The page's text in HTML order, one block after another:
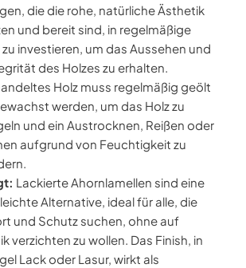
die die rohe, natürliche Ästhetik
und bereit sind, in regelmäßige
investieren, um das Aussehen und
des Holzes zu erhalten.
Holz muss regelmäßig geölt
werden, um das Holz zu
und ein Austrocknen, Reißen oder
aufgrund von Feuchtigkeit zu
Lackierte Ahornlamellen sind eine
Alternative, ideal für alle, die
und Schutz suchen, ohne auf
verzichten zu wollen. Das Finish, in
Lack oder Lasur, wirkt als